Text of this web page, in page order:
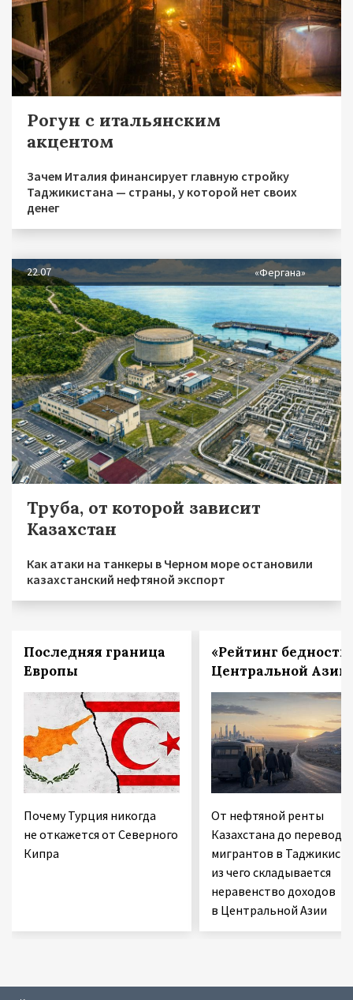
Рогун с итальянским
акцентом
Зачем Италия финансирует главную стройку
Таджикистана — страны, у которой нет своих
денег
22.07 «Фергана»
Труба, от которой зависит
Казахстан
Как атаки на танкеры в Черном море остановили
казахстанский нефтяной экспорт
Последняя граница
Европы
Почему Турция никогда
не откажется от Северного
Кипра
«Рейтинг
Центральной Азии
От нефтяной ренты
Казахстана до
мигрантов в
из чего складывается
неравенство доходов
в Центральной Азии